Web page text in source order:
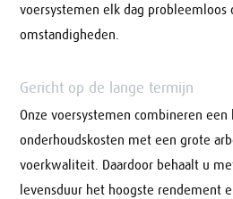
voersystemen elk dag probleemloos
omstandigheden.
Gericht op de lange termijn
Onze voersystemen combineren
onderhoudskosten met een grote
voerkwaliteit. Daardoor behaalt u
levensduur het hoogste rendement